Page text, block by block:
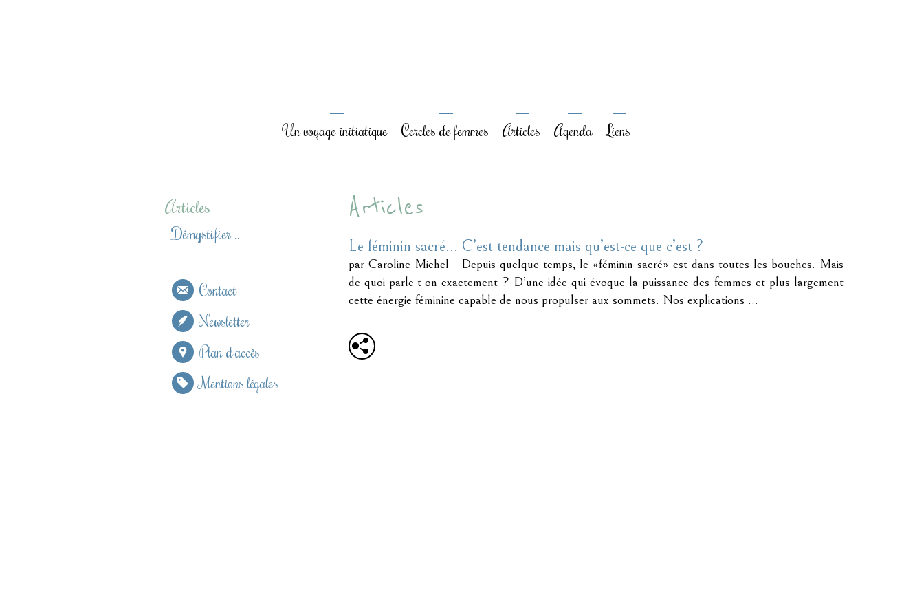
Un voyage initiatique Cercles de femmes Articles Agenda Liens
Articles
Démystifier ..
Contact
Newsletter
Plan d'accès
Mentions légales
Articles
Le féminin sacré… C’est tendance mais qu’est-ce que c’est ?
par Caroline Michel Depuis quelque temps, le «féminin sacré» est dans toutes les bouches. Mais
de quoi parle-t-on exactement ? D’une idée qui évoque la puissance des femmes et plus largement
cette énergie féminine capable de nous propulser aux sommets. Nos explications ...